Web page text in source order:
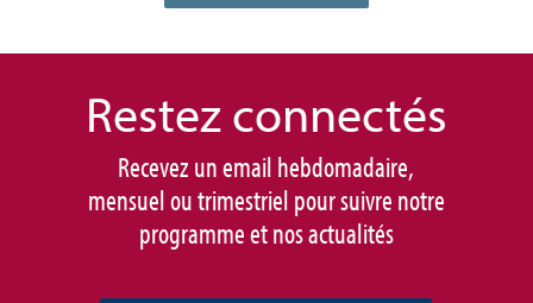
Restez connectés
Recevez un email hebdomadaire,
mensuel ou trimestriel pour suivre notre
programme et nos actualités